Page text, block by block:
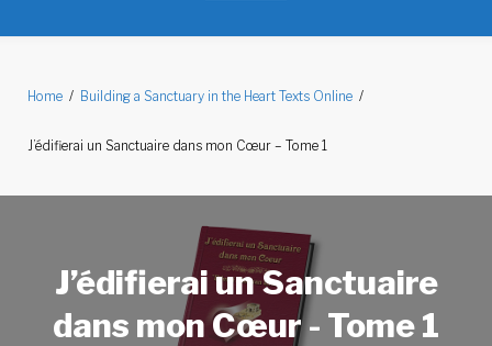
Home / Building a Sanctuary in the Heart Texts Online /
J’édifierai un Sanctuaire dans mon Cœur – Tome 1
J’édifierai un Sanctuaire
dans mon Cœur - Tome 1